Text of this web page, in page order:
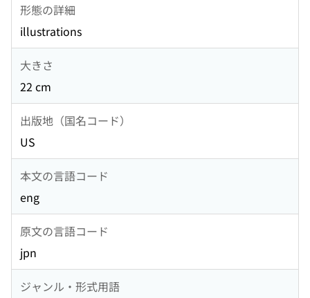
形態の詳細
illustrations
大きさ
22 cm
出版地（国名コード）
US
本文の言語コード
eng
原文の言語コード
jpn
ジャンル・形式用語